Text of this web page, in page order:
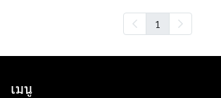
1
เมนู